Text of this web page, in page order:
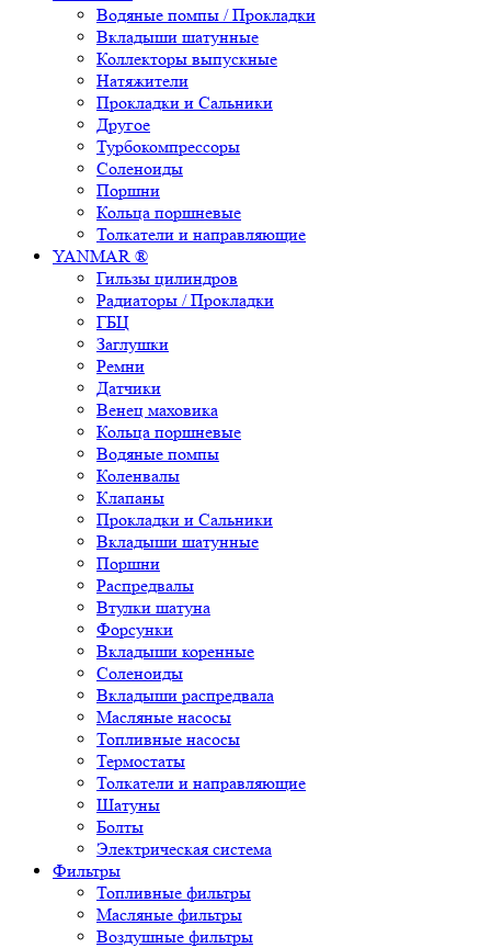
Водяные помпы / Прокладки
Вкладыши шатунные
Коллекторы выпускные
Натяжители
Прокладки и Сальники
Другое
Турбокомпрессоры
Соленоиды
Поршни
Кольца поршневые
Толкатели и направляющие
YANMAR ®
Гильзы цилиндров
Радиаторы / Прокладки
ГБЦ
Заглушки
Ремни
Датчики
Венец маховика
Кольца поршневые
Водяные помпы
Коленвалы
Клапаны
Прокладки и Сальники
Вкладыши шатунные
Поршни
Распредвалы
Втулки шатуна
Форсунки
Вкладыши коренные
Соленоиды
Вкладыши распредвала
Масляные насосы
Топливные насосы
Термостаты
Толкатели и направляющие
Шатуны
Болты
Электрическая система
Фильтры
Топливные фильтры
Масляные фильтры
Воздушные фильтры